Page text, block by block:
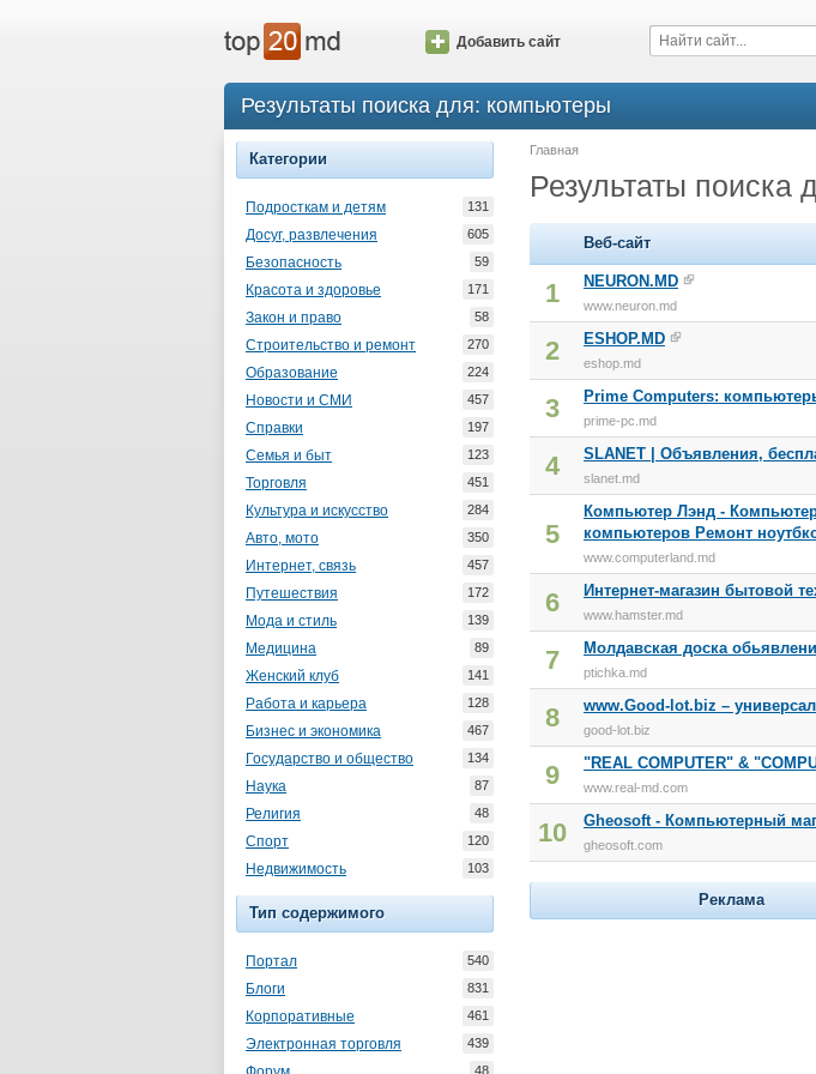
Добавить сайт
Результаты поиска для: компьютеры
Категории
Подросткам и детям 131
Досуг, развлечения 605
Безопасность 59
Красота и здоровье 171
Закон и право 58
Строительство и ремонт 270
Образование 224
Новости и СМИ 457
Справки 197
Семья и быт 123
Торговля 451
Культура и искусство 284
Авто, мото 350
Интернет, связь 457
Путешествия 172
Мода и стиль 139
Медицина 89
Женский клуб 141
Работа и карьера 128
Бизнес и экономика 467
Государство и общество 134
Наука 87
Религия 48
Спорт 120
Недвижимость 103
Тип содержимого
Портал 540
Блоги 831
Корпоративные 461
Электронная торговля 439
48
Главная
Результаты поиска
Веб-сайт
1 NEURON.MD
www.neuron.md
2 ESHOP.MD
eshop.md
3 Prime Computers:
prime-pc.md
4 SLANET | Объявления,
slanet.md
5
Компьютер Лэнд -
компьютеров Ремонт
www.computerland.md
6 Интернет-магазин бытовой
www.hamster.md
7 Молдавская доска
ptichka.md
8 www.Good-lot.biz –
good-lot.biz
9 "REAL COMPUTER" &
www.real-md.com
10 Gheosoft - Компьютерный
gheosoft.com
Реклама